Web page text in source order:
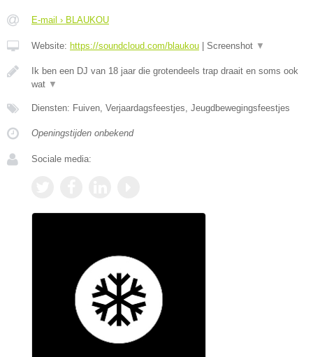
E-mail › BLAUKOU
Website: https://soundcloud.com/blaukou | Screenshot ▼
Ik ben een DJ van 18 jaar die grotendeels trap draait en soms ook
wat ▼
Diensten: Fuiven, Verjaardagsfeestjes, Jeugdbewegingsfeestjes
Openingstijden onbekend
Sociale media: